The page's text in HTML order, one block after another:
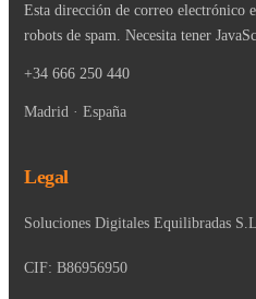
Esta dirección de correo electrónico
robots de spam. Necesita tener
+34 666 250 440
Madrid · España
Legal
Soluciones Digitales Equilibradas
CIF: B86956950